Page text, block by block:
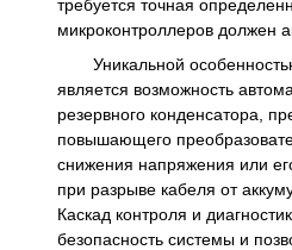
требуется точная
микроконтроллеров должен
Уникальной
является возможность
резервного конденсатора,
повышающего
снижения напряжения или
при разрыве кабеля от
Каскад контроля и
безопасность системы и